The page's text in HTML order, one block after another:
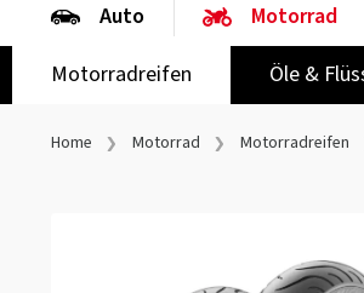
Auto
Motorrad
Motorradreifen
Öle &
Home Motorrad Motorradreifen